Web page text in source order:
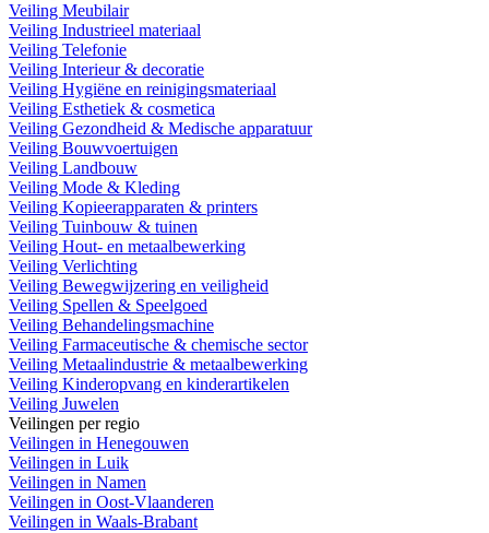
Veiling Meubilair
Veiling Industrieel materiaal
Veiling Telefonie
Veiling Interieur & decoratie
Veiling Hygiëne en reinigingsmateriaal
Veiling Esthetiek & cosmetica
Veiling Gezondheid & Medische apparatuur
Veiling Bouwvoertuigen
Veiling Landbouw
Veiling Mode & Kleding
Veiling Kopieerapparaten & printers
Veiling Tuinbouw & tuinen
Veiling Hout- en metaalbewerking
Veiling Verlichting
Veiling Bewegwijzering en veiligheid
Veiling Spellen & Speelgoed
Veiling Behandelingsmachine
Veiling Farmaceutische & chemische sector
Veiling Metaalindustrie & metaalbewerking
Veiling Kinderopvang en kinderartikelen
Veiling Juwelen
Veilingen per regio
Veilingen in Henegouwen
Veilingen in Luik
Veilingen in Namen
Veilingen in Oost-Vlaanderen
Veilingen in Waals-Brabant